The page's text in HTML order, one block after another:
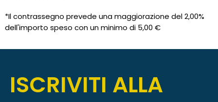
*Il contrassegno prevede una maggiorazione del 2,00%
dell'importo speso con un minimo di 5,00 €
ISCRIVITI ALLA